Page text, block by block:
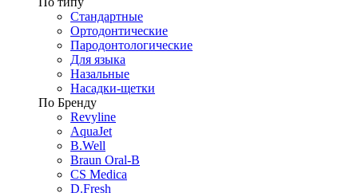
Стандартные
Ортодонтические
Пародонтологические
Для языка
Назальные
Насадки-щетки
По Бренду
Revyline
AquaJet
B.Well
Braun Oral-B
CS Medica
D.Fresh